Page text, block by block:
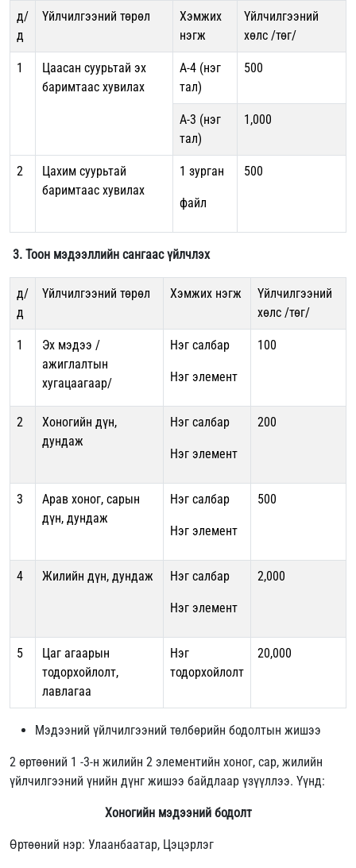
д/
д
Үйлчилгээний төрөл
Хэмжих
нэгж
Үйлчилгээний
хөлс /төг/
1
Цаасан суурьтай эх
баримтаас хувилах
А-4 (нэг
тал)
500
А-3 (нэг
тал)
1,000
2
Цахим суурьтай
баримтаас хувилах
1 зурган
файл
500
3. Тоон мэдээллийн сангаас үйлчлэх
д/
д
Үйлчилгээний төрөл Хэмжих нэгж
Үйлчилгээний
хөлс /төг/
1
Эх мэдээ /
ажиглалтын
хугацаагаар/
Нэг салбар
Нэг элемент
100
2
Хоногийн дүн,
дундаж
Нэг салбар
Нэг элемент
200
3
Арав хоног, сарын
дүн, дундаж
Нэг салбар
Нэг элемент
500
4 Жилийн дүн, дундаж Нэг салбар
Нэг элемент
2,000
5
Цаг агаарын
тодорхойлолт,
лавлагаа
Нэг
тодорхойлолт
20,000
Мэдээний үйлчилгээний төлбөрийн бодолтын жишээ
2 өртөөний 1 -3-н жилийн 2 элементийн хоног, сар, жилийн
үйлчилгээний үнийн дүнг жишээ байдлаар үзүүллээ. Үүнд:
Хоногийн мэдээний бодолт
Өртөөний нэр: Улаанбаатар, Цэцэрлэг